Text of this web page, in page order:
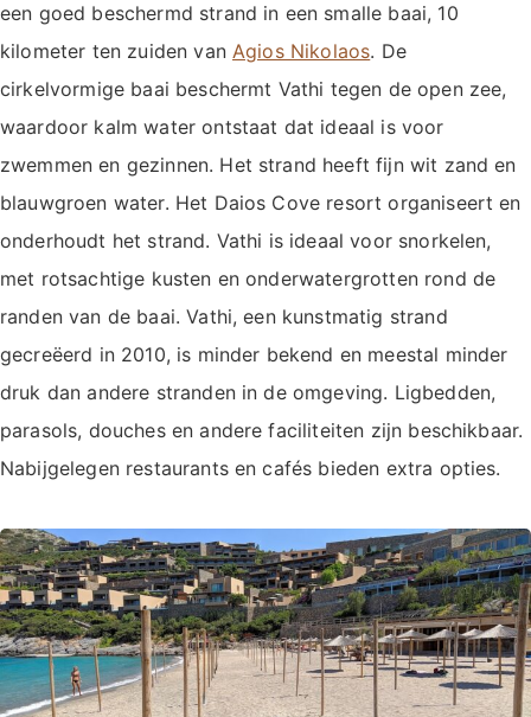
een goed beschermd strand in een smalle baai, 10
kilometer ten zuiden vanAgios Nikolaos. De
cirkelvormige baai beschermt Vathi tegen de open zee,
waardoor kalm water ontstaat dat ideaal is voor
zwemmen en gezinnen. Het strand heeft fijn wit zand en
blauwgroen water. Het Daios Cove resort organiseert en
onderhoudt het strand. Vathi is ideaal voor snorkelen,
met rotsachtige kusten en onderwatergrotten rond de
randen van de baai. Vathi, een kunstmatig strand
gecreëerd in 2010, is minder bekend en meestal minder
druk dan andere stranden in de omgeving. Ligbedden,
parasols, douches en andere faciliteiten zijn beschikbaar.
Nabijgelegen restaurants en cafés bieden extra opties.